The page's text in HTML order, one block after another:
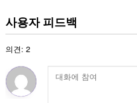
사용자 피드백
의견: 2